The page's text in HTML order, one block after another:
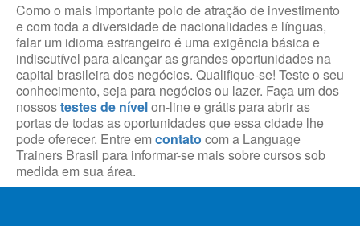
Como o mais importante polo de atração de investimento
e com toda a diversidade de nacionalidades e línguas,
falar um idioma estrangeiro é uma exigência básica e
indiscutível para alcançar as grandes oportunidades na
capital brasileira dos negócios. Qualifique-se! Teste o seu
conhecimento, seja para negócios ou lazer. Faça um dos
nossostestes de nívelon-line e grátis para abrir as
portas de todas as oportunidades que essa cidade lhe
pode oferecer. Entre em contato com a Language
Trainers Brasil para informar-se mais sobre cursos sob
medida em sua área.